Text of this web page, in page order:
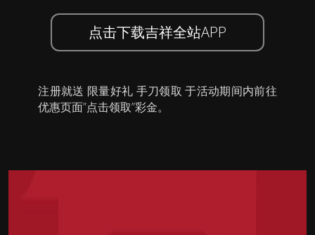
点击下载吉祥全站APP
注册就送 限量好礼 手刀领取 于活动期间内前往
优惠页面”点击领取”彩金。